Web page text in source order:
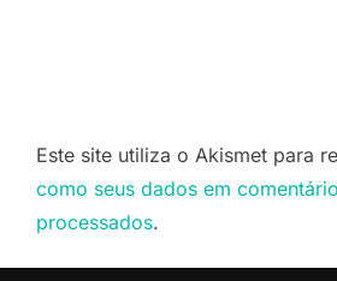
Este site utiliza o Akismet para
como seus dados em
processados.